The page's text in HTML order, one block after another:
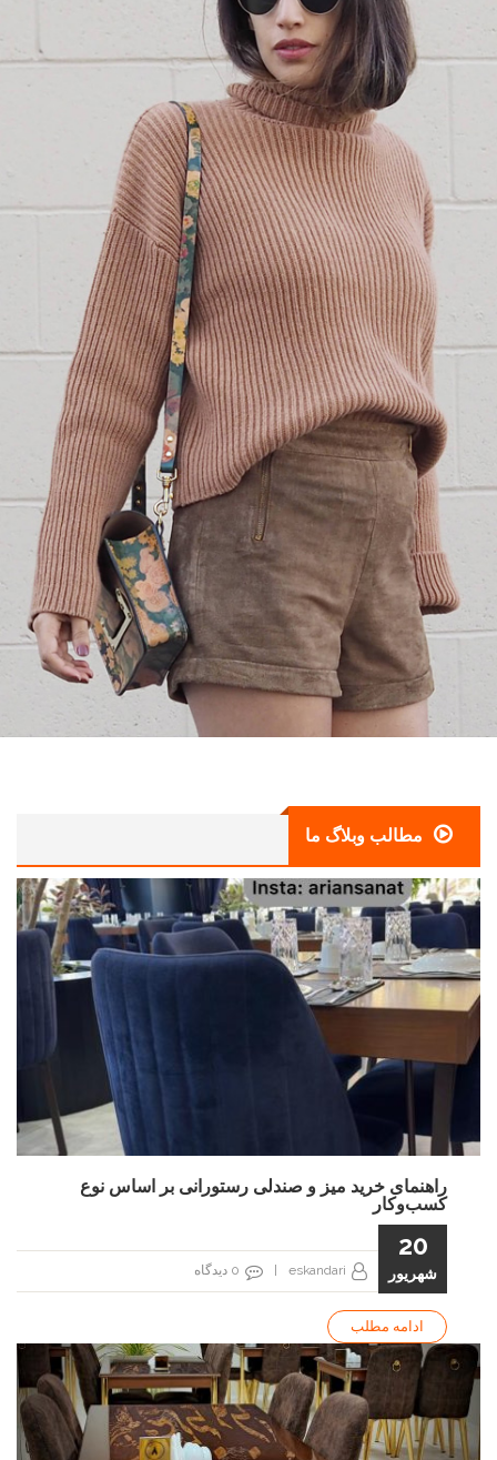
مطالب وبلاگ ما
راهنمای خرید میز و صندلی رستورانی بر اساس نوع
کسب‌و‌کار
20
شهریور eskandari
0 دیدگاه
ادامه مطلب